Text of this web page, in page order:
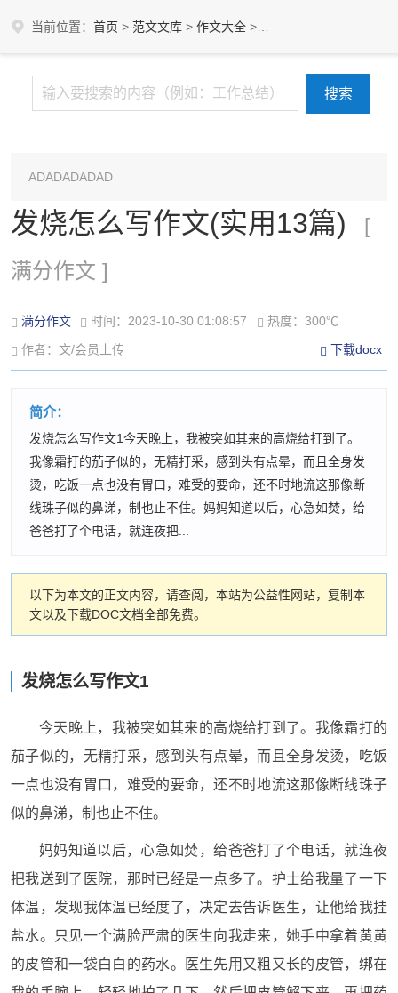
当前位置： 首页 > 范文文库 > 作文大全 >
ADADADADAD
发烧怎么写作文(实用13篇)
[
满分作文 ]
满分作文 时间：2023-10-30 01:08:57
热度：300℃
作者：文/会员上传
下载docx
简介：
发烧怎么写作文1今天晚上，我被突如其来的高烧给打到了。
我像霜打的茄子似的，无精打采，感到头有点晕，而且全身发
烫，吃饭一点也没有胃口，难受的要命，还不时地流这那像断
线珠子似的鼻涕，制也止不住。妈妈知道以后，心急如焚，给
爸爸打了个电话，就连夜把...
以下为本文的正文内容，请查阅，本站为公益性网站，复制本
文以及下载DOC文档全部免费。
发烧怎么写作文1
今天晚上，我被突如其来的高烧给打到了。我像霜打的
茄子似的，无精打采，感到头有点晕，而且全身发烫，吃饭
一点也没有胃口，难受的要命，还不时地流这那像断线珠子
似的鼻涕，制也止不住。
妈妈知道以后，心急如焚，给爸爸打了个电话，就连夜
把我送到了医院，那时已经是一点多了。护士给我量了一下
体温，发现我体温已经度了，决定去告诉医生，让他给我挂
盐水。只见一个满脸严肃的医生向我走来，她手中拿着黄黄
的皮管和一袋白白的药水。医生先用又粗又长的皮管，绑在